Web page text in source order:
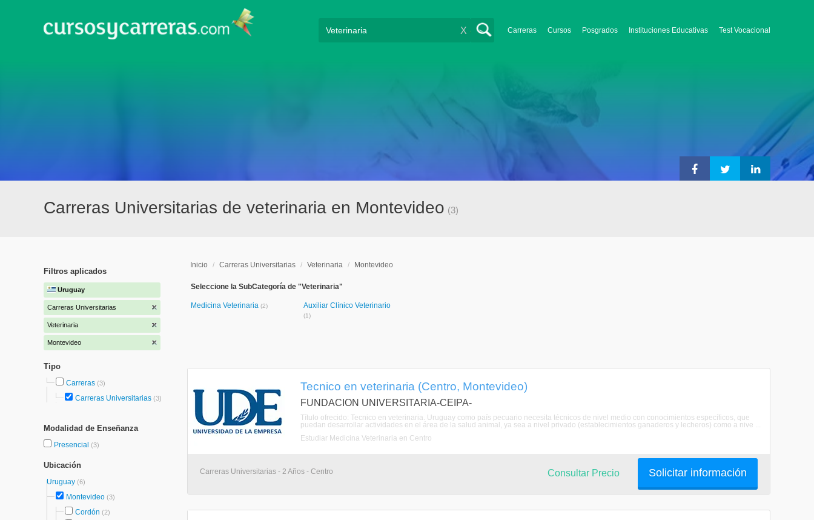
Carreras Cursos Posgrados Instituciones Educativas Test Vocacional
X
Carreras Universitarias de veterinaria en Montevideo (3)
Filtros aplicados
Uruguay
Carreras Universitarias
Veterinaria
Montevideo
Tipo
Carreras (3)
Carreras Universitarias (3)
Modalidad de Enseñanza
Presencial (3)
Ubicación
Uruguay (6)
Montevideo (3)
Cordón (2)
Inicio / Carreras Universitarias / Veterinaria / Montevideo
Seleccione la SubCategoría de "Veterinaria"
Medicina Veterinaria (2) Auxiliar Clínico Veterinario
(1)
Tecnico en veterinaria (Centro, Montevideo)
FUNDACION UNIVERSITARIA-CEIPA-
Título ofrecido: Tecnico en veterinaria. Uruguay como país pecuario necesita técnicos de nivel medio con conocimientos específicos, que
puedan desarrollar actividades en el área de la salud animal, ya sea a nivel privado (establecimientos ganaderos y lecheros) como a nive ...
Estudiar Medicina Veterinaria en Centro
Carreras Universitarias - 2 Años - Centro Solicitar información
Consultar Precio